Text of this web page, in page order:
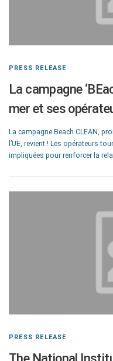
PRESS RELEASE
La campagne
mer et ses
La campagne Beach CLEAN,
l’UE, revient ! Les opérateurs
impliquées pour renforcer la
PRESS RELEASE